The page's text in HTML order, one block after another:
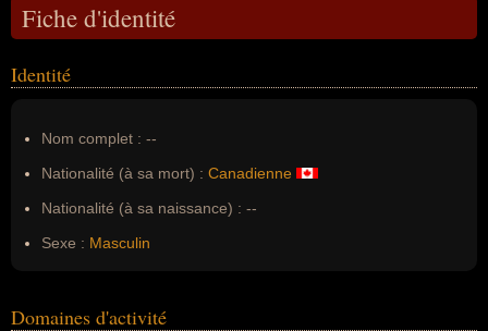
Fiche d'identité
Identité
Nom complet : --
Nationalité (à sa mort) : Canadienne
Nationalité (à sa naissance) : --
Sexe : Masculin
Domaines d'activité